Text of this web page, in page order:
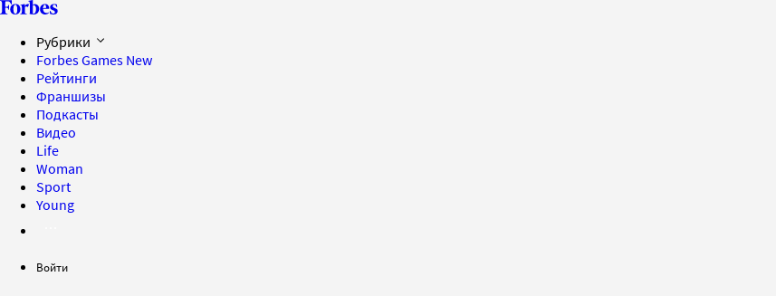
Рубрики
Forbes Games New
Рейтинги
Франшизы
Подкасты
Видео
Life
Woman
Sport
Young
Войти